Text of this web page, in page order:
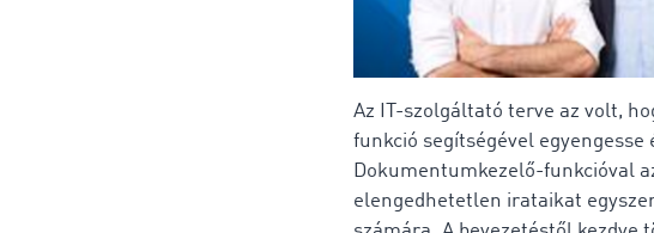
Az IT-szolgáltató terve az volt,
funkció segítségével
Dokumentumkezelő-funkcióval
elengedhetetlen irataikat